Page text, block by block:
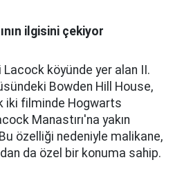
ilgisini çekiyor
köyünde yer alan II.
Bowden Hill House,
iki filminde Hogwarts
Manastırı'na yakın
özelliği nedeniyle malikane,
da özel bir konuma sahip.